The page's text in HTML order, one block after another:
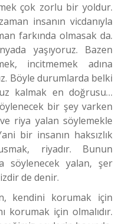
çok zorlu bir yoldur.
insanın vicdanıyla
farkında olmasak da.
yaşıyoruz. Bazen
incitmemek adına
Böyle durumlarda belki
kalmak en doğrusu…
bir şey varken
riya yalan söylemekle
bir insanın haksızlık
riyadır. Bunun
söylenecek yalan, şer
de denir.
kendini korumak için
korumak için olmalıdır.